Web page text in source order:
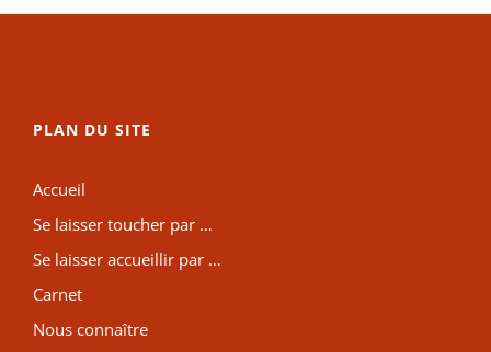
PLAN DU SITE
Accueil
Se laisser toucher par …
Se laisser accueillir par …
Carnet
Nous connaître